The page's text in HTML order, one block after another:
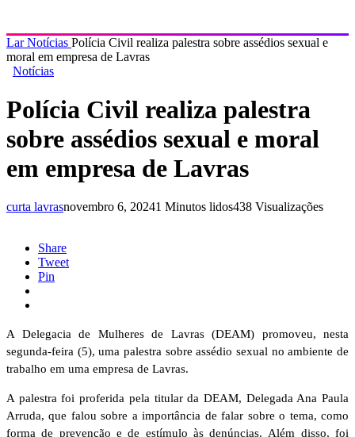
LarNotícias Polícia Civil realiza palestra sobre assédios sexual e
moral em empresa de Lavras
Notícias
Polícia Civil realiza palestra
sobre assédios sexual e moral
em empresa de Lavras
curta lavrasnovembro 6, 20241 Minutos lidos438 Visualizações
Share
Tweet
Pin
A Delegacia de Mulheres de Lavras (DEAM) promoveu, nesta
segunda-feira (5), uma palestra sobre assédio sexual no ambiente de
trabalho em uma empresa de Lavras.
A palestra foi proferida pela titular da DEAM, Delegada Ana Paula
Arruda, que falou sobre a importância de falar sobre o tema, como
forma de prevenção e de estímulo às denúncias. Além disso, foi